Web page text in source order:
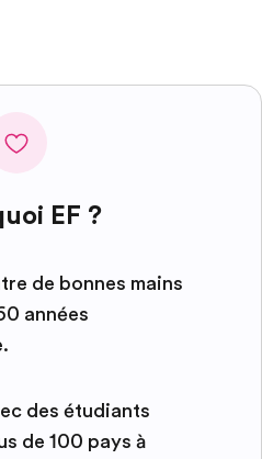
EF ?
de bonnes mains
années
des étudiants
de 100 pays à